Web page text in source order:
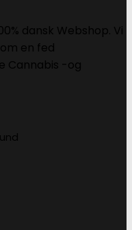
dansk Webshop. Vi
en fed
Cannabis -og